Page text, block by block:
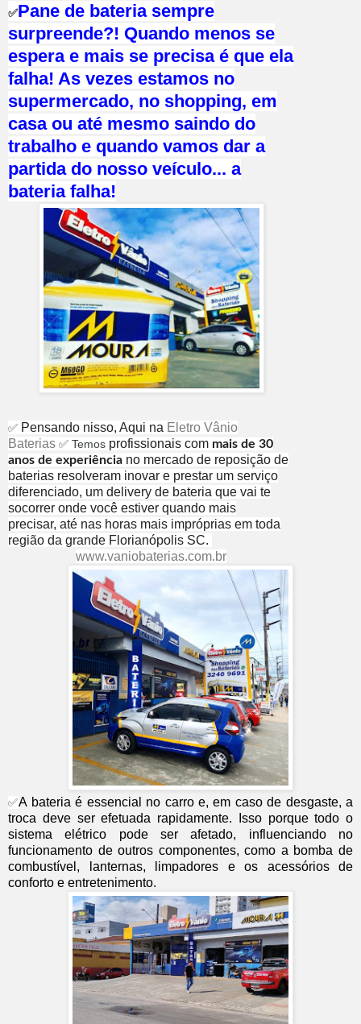
✅Pane de bateria sempre
surpreende?! Quando menos se
espera e mais se precisa é que ela
falha! As vezes estamos no
supermercado, no shopping, em
casa ou até mesmo saindo do
trabalho e quando vamos dar a
partida do nosso veículo... a
bateria falha!
✅ Pensando nisso, Aqui na Eletro Vânio
Baterias ✅ Temos profissionais com mais de 30
anos de experiência no mercado de reposição de
baterias resolveram inovar e prestar um serviço
diferenciado, um delivery de bateria que vai te
socorrer onde você estiver quando mais
precisar, até nas horas mais impróprias em toda
região da grande Florianópolis SC.
www.vaniobaterias.com.br
✅A bateria é essencial no carro e, em caso de desgaste, a
troca deve ser efetuada rapidamente. Isso porque todo o
sistema elétrico pode ser afetado, influenciando no
funcionamento de outros componentes, como a bomba de
combustível, lanternas, limpadores e os acessórios de
conforto e entretenimento.